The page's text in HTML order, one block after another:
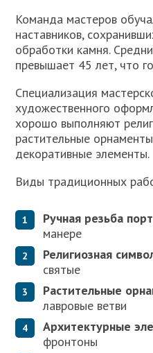
Команда мастеров
наставников,
обработки камня.
превышает 45 лет, что
Специализация
художественного
хорошо выполняют
растительные
декоративные элементы.
Виды традиционных
Ручная резьба
манере
Религиозная
святые
Растительные
лавровые ветви
Архитектурные
фронтоны